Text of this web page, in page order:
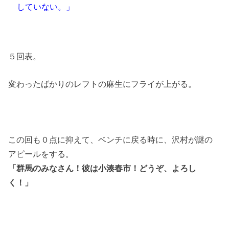
していない。」
５回表。
変わったばかりのレフトの麻生にフライが上がる。
この回も０点に抑えて、ベンチに戻る時に、沢村が謎の
アピールをする。
「群馬のみなさん！彼は小湊春市！どうぞ、よろし
く！」